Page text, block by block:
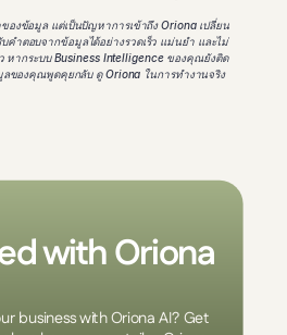
งข้อมูล แต่เป็นปัญหาการเข้าถึง Oriona เปลี่ยน
ำตอบจากข้อมูลได้อย่างรวดเร็ว แม่นยำ และไม่
หากระบบ Business Intelligence ของคุณยังติด
ลของคุณพูดคุยกลับ ดู Oriona ในการทำงานจริง
with Oriona
business with Oriona AI? Get